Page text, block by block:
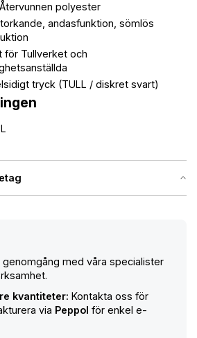
polyester
andasfunktion, sömlös
för Tullverket och
tryck (TULL / diskret svart)
med våra specialister
kvantiteter: Kontakta oss för
via Peppol för enkel e-